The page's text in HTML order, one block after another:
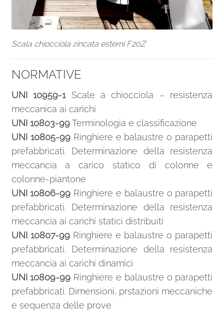
Scala chiocciola zincata esterni F20Z
NORMATIVE
UNI 10959-1Scale a chiocciola – resistenza
meccanica ai carichi
UNI 10803-99Terminologia e classificazione
UNI 10805-99Ringhiere e balaustre o parapetti
prefabbricati. Determinazione della resistenza
meccancia a carico statico di colonne e
colonne-piantone
UNI 10806-99 Ringhiere e balaustre o parapetti
prefabbricati. Determinazione della resistenza
meccancia ai carichi statici distribuiti
UNI 10807-99Ringhiere e balaustre o parapetti
prefabbricati. Determinazione della resistenza
meccancia ai carichi dinamici
UNI 10809-99 Ringhiere e balaustre o parapetti
prefabbricati. Dimensioni, prstazioni meccaniche
e sequenza delle prove